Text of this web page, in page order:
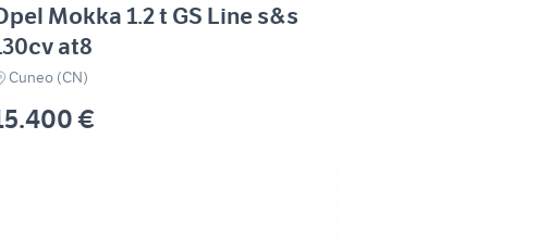
Mokka 1.2 t GS Line s&s
at8
Cuneo (CN)
€